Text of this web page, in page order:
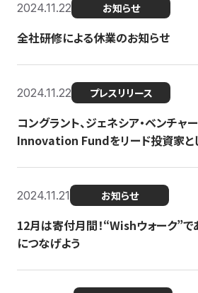
2024.11.22 お知らせ
全社研修による休業のお知らせ
2024.11.22 プレスリリース
コングラント、ジェネシア・ベンチ
Innovation Fundをリード投資家と
2024.11.21 お知らせ
12月は寄付月間！“Wishウォーク”
につなげよう